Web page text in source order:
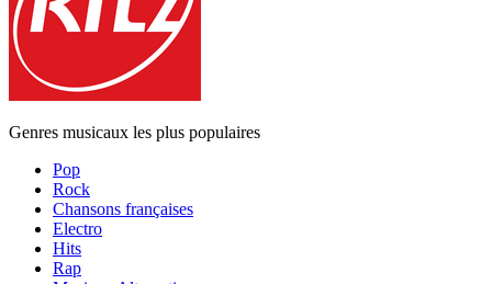
Genres musicaux les plus populaires
Pop
Rock
Chansons françaises
Electro
Hits
Rap